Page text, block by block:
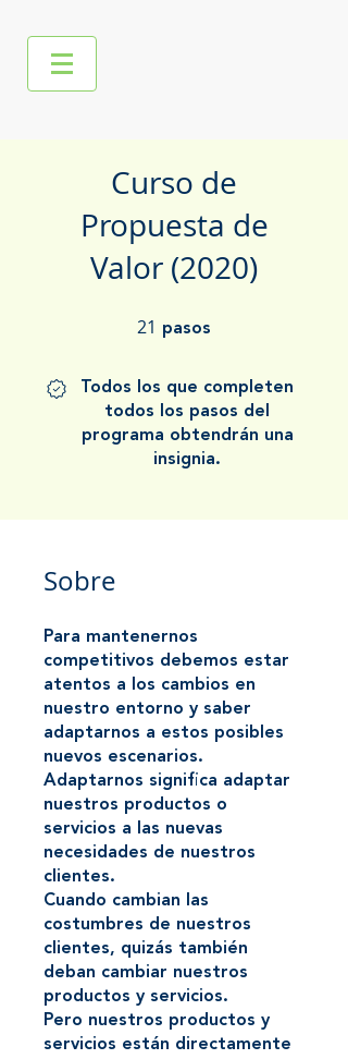
Curso de
Propuesta de
Valor (2020)
21 pasos
Todos los que completen
todos los pasos del
programa obtendrán una
insignia.
Sobre
Para mantenernos
competitivos debemos estar
atentos a los cambios en
nuestro entorno y saber
adaptarnos a estos posibles
nuevos escenarios.
Adaptarnos significa adaptar
nuestros productos o
servicios a las nuevas
necesidades de nuestros
clientes.
Cuando cambian las
costumbres de nuestros
clientes, quizás también
deban cambiar nuestros
productos y servicios.
Pero nuestros productos y
servicios están directamente